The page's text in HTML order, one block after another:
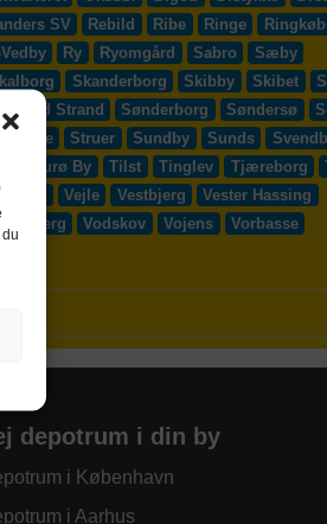
SV Rebild Ribe Ringe
Ry Ryomgård Sabro
Sæby
Skanderborg Skibby Skibet
Solrød Strand Sønderborg Søndersø
Egede Struer Sundby Sunds
Thurø By Tilst Tinglev Tjæreborg
Vejle Vestbjerg
Vester Hassing
Vodskov Vojens
Vorbasse
depotrum i din by
i København
i Aarhus